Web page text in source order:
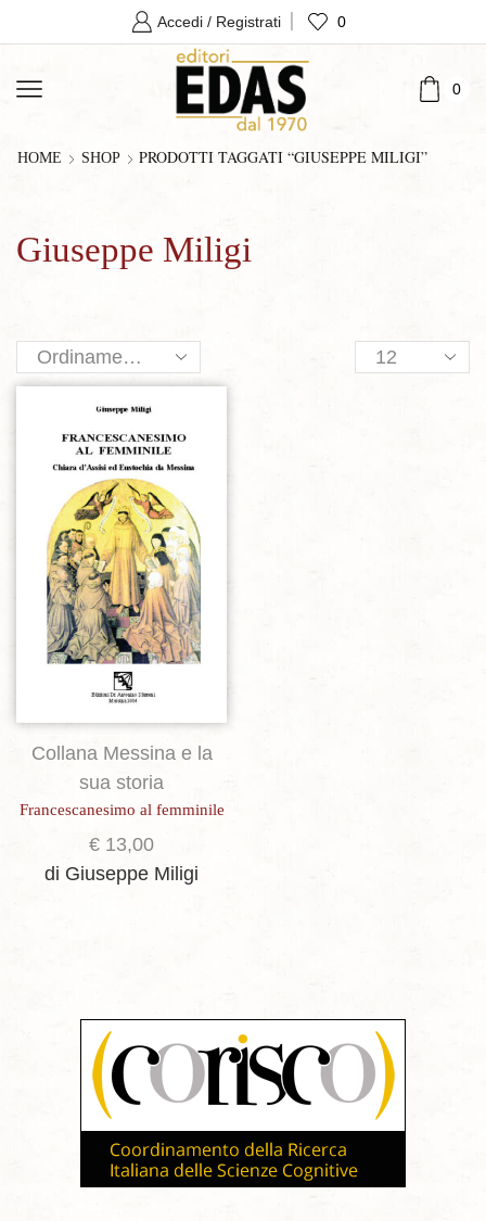
Accedi / Registrati 0
0
HOME SHOP PRODOTTI TAGGATI “GIUSEPPE MILIGI”
Giuseppe Miligi
Products
Aggiungi alla lista dei desideri
Collana Messina e la
sua storia
Francescanesimo al femminile
€ 13,00
di Giuseppe Miligi